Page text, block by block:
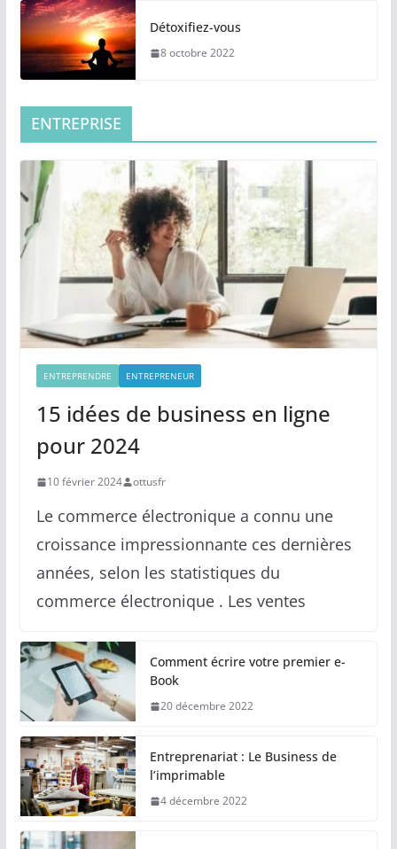
Détoxifiez-vous
8 octobre 2022
ENTREPRISE
ENTREPRENDRE ENTREPRENEUR
15 idées de business en ligne
pour 2024
10 février 2024 ottusfr
Le commerce électronique a connu une
croissance impressionnante ces dernières
années, selon les statistiques du
commerce électronique . Les ventes
Comment écrire votre premier e-
Book
20 décembre 2022
Entreprenariat : Le Business de
l’imprimable
4 décembre 2022